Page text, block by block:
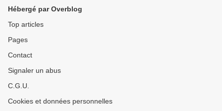
Hébergé par Overblog
Top articles
Pages
Contact
Signaler un abus
C.G.U.
Cookies et données personnelles